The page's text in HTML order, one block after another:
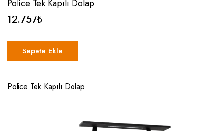
Police Tek Kapılı Dolap
12.757₺
Sepete Ekle
Police Tek Kapılı Dolap